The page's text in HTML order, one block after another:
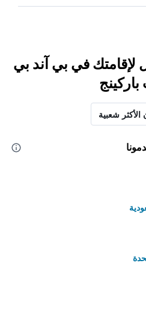
لإقامتك في بي آند بي
الأكثر شعبية